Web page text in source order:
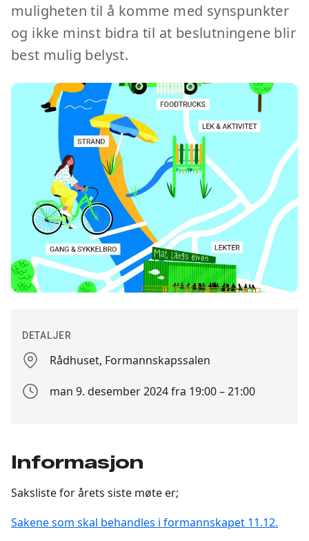
muligheten til å komme med synspunkter
og ikke minst bidra til at beslutningene blir
best mulig belyst.
DETALJER
StedetRådhuset, Formannskapssalen
Arrangement
man 9. desember 2024 fra 19:00 – 21:00
Informasjon
Saksliste for årets siste møte er;
Sakene som skal behandles i formannskapet 11.12.